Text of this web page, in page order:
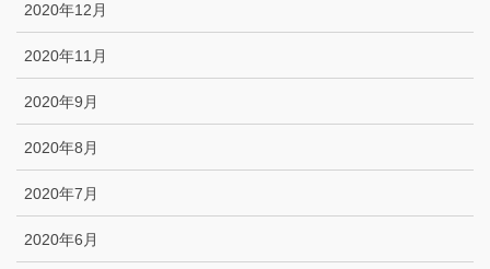
2020年12月
2020年11月
2020年9月
2020年8月
2020年7月
2020年6月